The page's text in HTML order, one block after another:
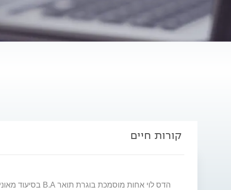
קורות חיים
הדס לוי אחות מוסמכת בוגרת תואר B.A בסיעוד מאוניברסיטת בן גוריון. יועצת הנקה ברישיון משרד הבריאות ומדריכה קלינית. אחות במחלקת ילודים משנת 2010.